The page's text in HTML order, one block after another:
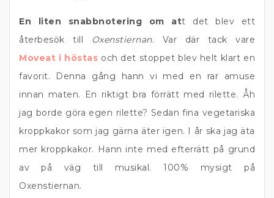
En liten snabbnotering om att det blev ett
återbesök till Oxenstiernan. Var där tack vare
Moveat i höstas och det stoppet blev helt klart en
favorit. Denna gång hann vi med en rar amuse
innan maten. En riktigt bra förrätt med rilette. Åh
jag borde göra egen rilette? Sedan fina vegetariska
kroppkakor som jag gärna äter igen. I år ska jag äta
mer kroppkakor. Hann inte med efterrätt på grund
av på väg till musikal. 100% mysigt på
Oxenstiernan.